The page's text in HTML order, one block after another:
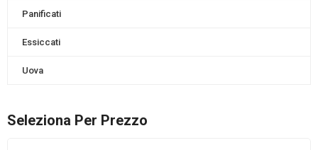
Panificati
Essiccati
Uova
Seleziona Per Prezzo